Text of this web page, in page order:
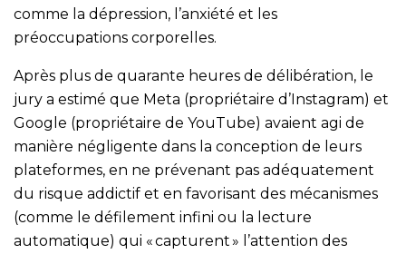
comme la dépression, l’anxiété et les
préoccupations corporelles.
Après plus de quarante heures de délibération, le
jury a estimé que Meta (propriétaire d’Instagram) et
Google (propriétaire de YouTube) avaient agi de
manière négligente dans la conception de leurs
plateformes, en ne prévenant pas adéquatement
du risque addictif et en favorisant des mécanismes
(comme le défilement infini ou la lecture
automatique) qui « capturent » l’attention des